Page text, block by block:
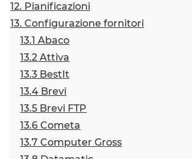
12. Pianificazioni
13. Configurazione fornitori
13.1 Abaco
13.2 Attiva
13.3 BestIt
13.4 Brevi
13.5 Brevi FTP
13.6 Cometa
13.7 Computer Gross